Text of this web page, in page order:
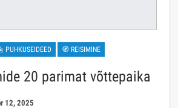
🧭 REISIMINE
20 parimat võttepaika
12, 2025